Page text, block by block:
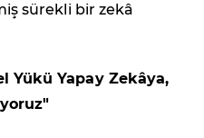
sürekli bir zekâ
Yükü Yapay Zekâya,